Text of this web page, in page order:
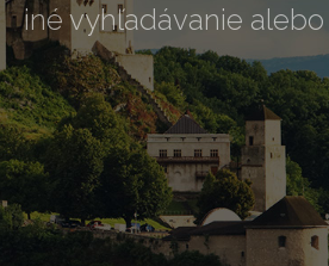
iné vyhľadávanie